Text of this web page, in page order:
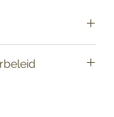
op vlies